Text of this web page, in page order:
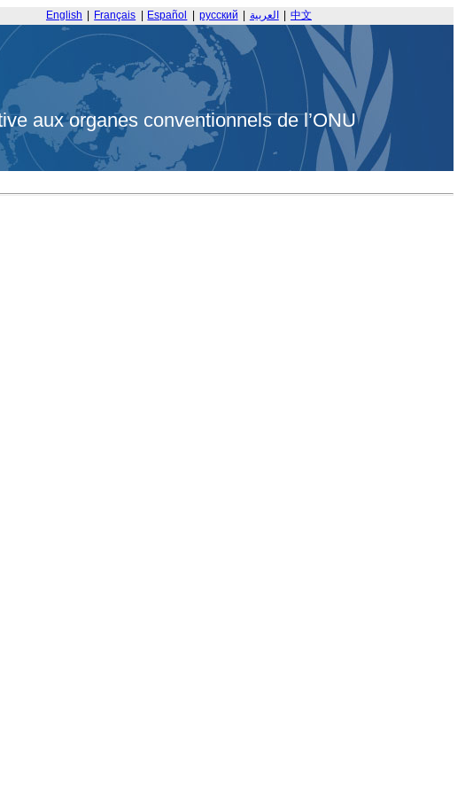
English Français Español русский العربية 中文
aux organes conventionnels de l’ONU